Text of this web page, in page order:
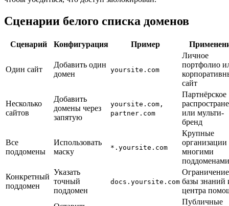
Сценарии белого списка доменов
Сценарий Конфигурация Пример
Один сайт
Добавить один
домен
yoursite.com
Личное
портфолио
сайт
Несколько
сайтов
Добавить
домены через
запятую
yoursite.com,
partner.com
Партнёрское
или мульти-
бренд
Все
поддомены
Использовать
маску
*.yoursite.com
Крупные
организации
многими
поддоменами
Конкретный
поддомен
Указать
точный
поддомен
docs.yoursite.com базы знаний
центра
Публичные